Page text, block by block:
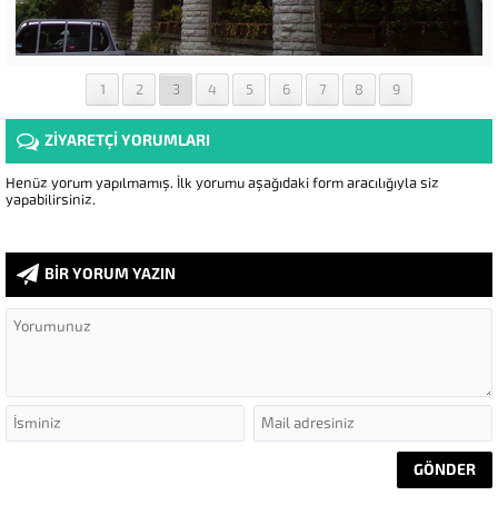
1 2 3 4 5 6 7 8 9
ZİYARETÇİ YORUMLARI
Henüz yorum yapılmamış. İlk yorumu aşağıdaki form aracılığıyla siz
yapabilirsiniz.
BİR YORUM YAZIN